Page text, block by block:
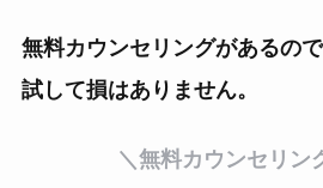
無料カウンセリングがあるの
試して損はありません。
＼無料カウンセリン